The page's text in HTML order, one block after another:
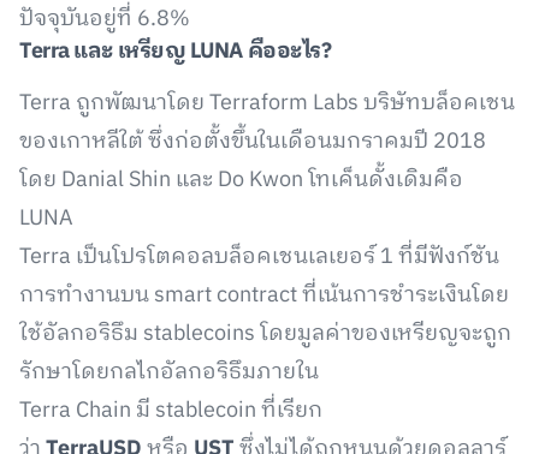
ปัจจุบันอยู่ที่ 6.8%
Terra และ เหรียญ LUNAคืออะไร?
Terra ถูกพัฒนาโดย Terraform Labs บริษัทบล็อคเชน
ของเกาหลีใต้ ซึ่งก่อตั้งขึ้นในเดือนมกราคมปี 2018
โดย Danial Shin และ Do Kwon โทเค็นดั้งเดิมคือ
LUNA
Terra เป็นโปรโตคอลบล็อคเชนเลเยอร์ 1 ที่มีฟังก์ชัน
การทำงานบน smart contract ที่เน้นการชำระเงินโดย
ใช้อัลกอริธึม stablecoins โดยมูลค่าของเหรียญจะถูก
รักษาโดยกลไกอัลกอริธึมภายใน
Terra Chain มี stablecoin ที่เรียก